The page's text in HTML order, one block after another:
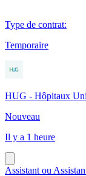
Type de contrat:
Temporaire
HUG - Hôpitaux
Nouveau
Il y a 1 heure
Assistant ou